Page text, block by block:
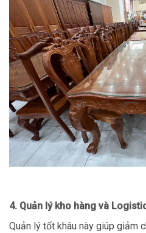
4. Quản lý kho hàng và
Quản lý tốt khâu này giúp giảm